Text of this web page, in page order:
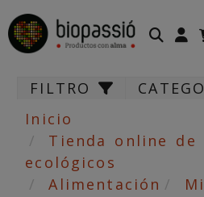
FILTRO
Inicio
Tienda online de
ecológicos
Alimentación